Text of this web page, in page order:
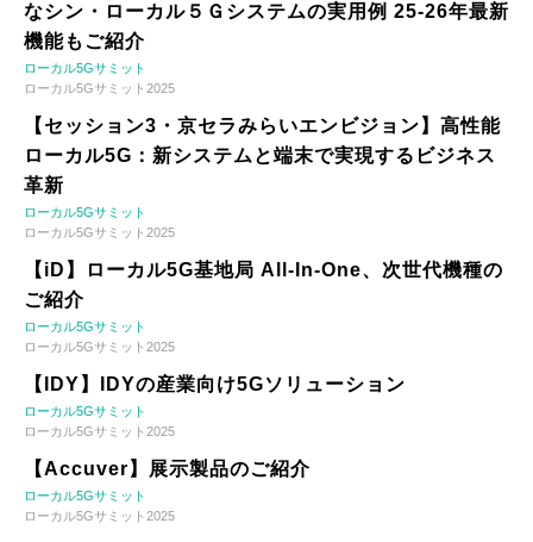
なシン・ローカル５Ｇシステムの実用例 25-26年最新
機能もご紹介
ローカル5Gサミット
ローカル5Gサミット2025
【セッション3・京セラみらいエンビジョン】高性能
ローカル5G：新システムと端末で実現するビジネス
革新
ローカル5Gサミット
ローカル5Gサミット2025
【iD】ローカル5G基地局 All-In-One、次世代機種の
ご紹介
ローカル5Gサミット
ローカル5Gサミット2025
【IDY】IDYの産業向け5Gソリューション
ローカル5Gサミット
ローカル5Gサミット2025
【Accuver】展示製品のご紹介
ローカル5Gサミット
ローカル5Gサミット2025